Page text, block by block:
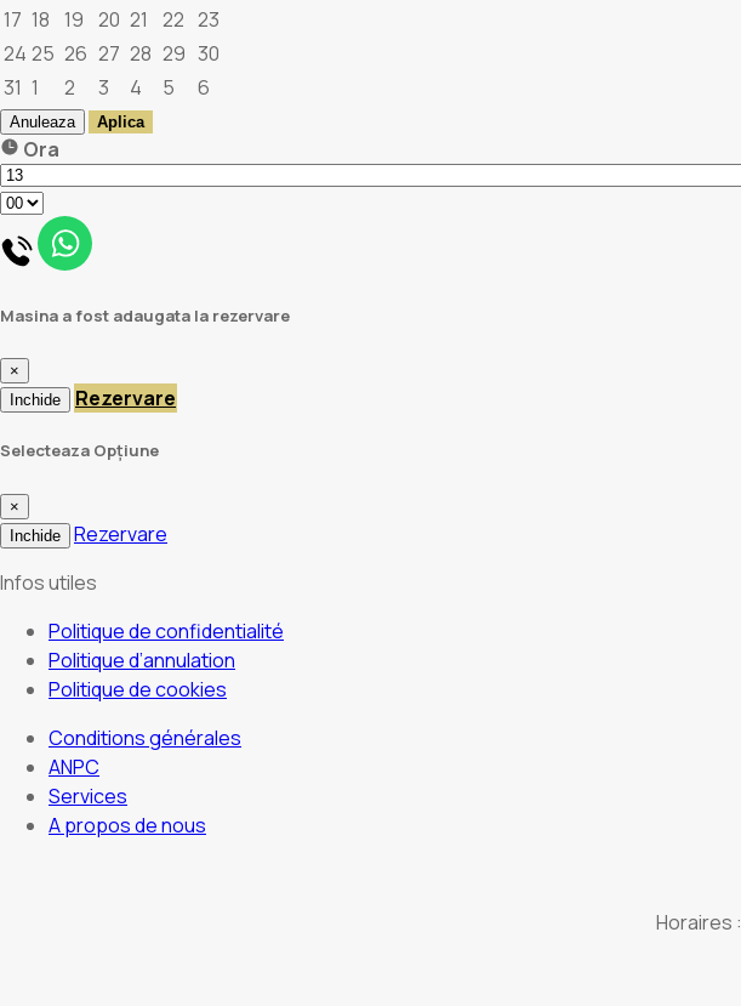
17 18 19 20 21 22 23
24 25 26 27 28 29 30
31 1 2 3 4 5 6
Anuleaza Aplica
Ora
Masina a fost adaugata la rezervare
×
Inchide
Rezervare
Selecteaza Opțiune
×
Inchide
Rezervare
Infos utiles
Politique de confidentialité
Politique d’annulation
Politique de cookies
Conditions générales
ANPC
Services
A propos de nous
Horaires :